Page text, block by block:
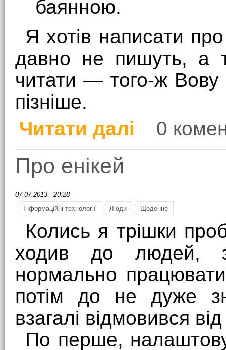
баянною.
Я хотів написати
давно не пишуть, а
читати — того-ж
пізніше.
Читати далі
про 31.08 day (піару
0
Про енікей
07.07.2013 - 20:28
Інформаційні технології
Люди Щоденне
Колись я трішки
ходив до людей,
нормально
потім до не дуже
взагалі відмовився від
По перше,